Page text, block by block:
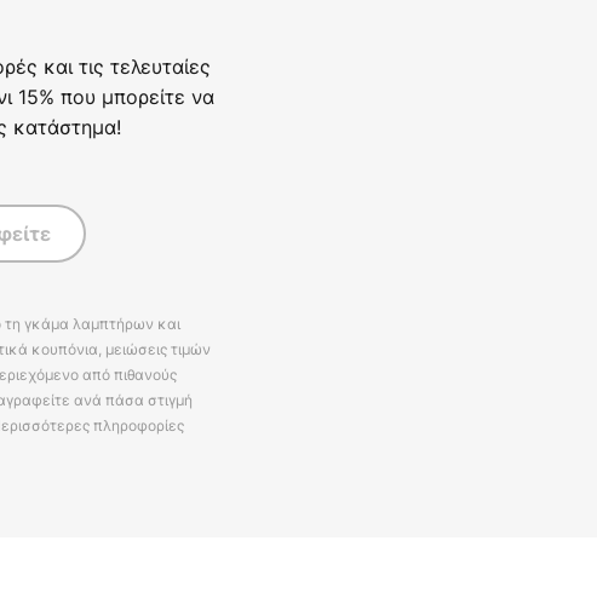
και τις τελευταίες
15% που μπορείτε να
κατάστημα!
τη γκάμα λαμπτήρων και
κουπόνια, μειώσεις τιμών
από πιθανούς
ανά πάσα στιγμή
πληροφορίες